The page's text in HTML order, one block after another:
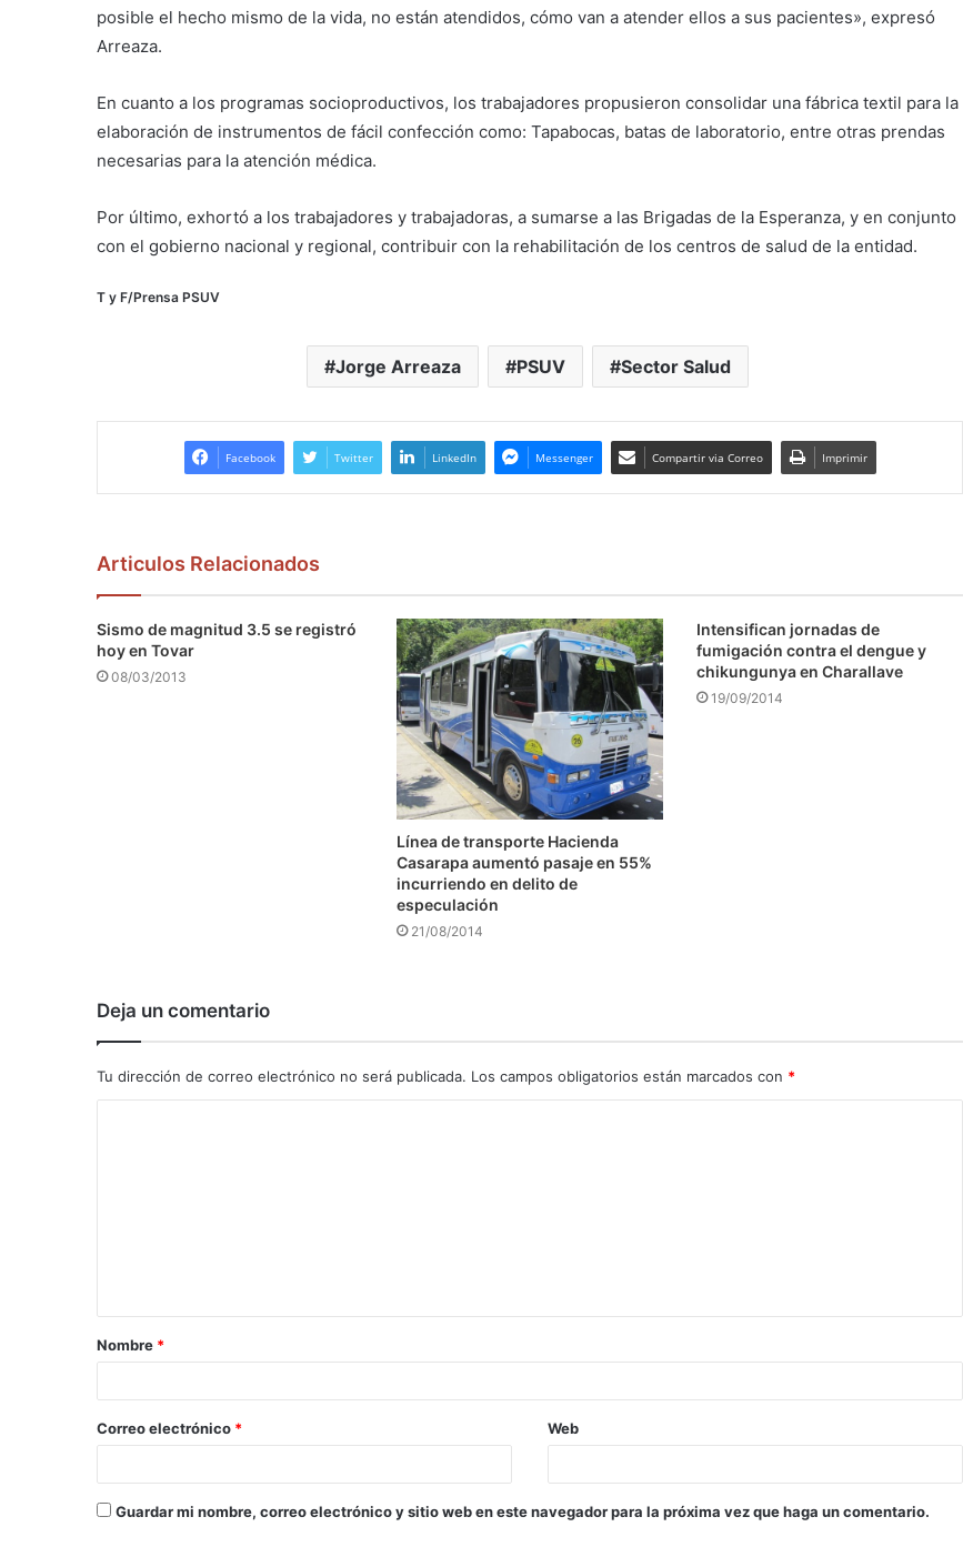
posible el hecho mismo de la vida, no están atendidos, cómo van a atender ellos a sus pacientes», expresó
Arreaza.
En cuanto a los programas socioproductivos, los trabajadores propusieron consolidar una fábrica textil para la
elaboración de instrumentos de fácil confección como: Tapabocas, batas de laboratorio, entre otras prendas
necesarias para la atención médica.
Por último, exhortó a los trabajadores y trabajadoras, a sumarse a las Brigadas de la Esperanza, y en conjunto
con el gobierno nacional y regional, contribuir con la rehabilitación de los centros de salud de la entidad.
T y F/Prensa PSUV
Jorge Arreaza PSUV Sector Salud
Facebook Twitter LinkedIn Messenger Compartir via Correo Imprimir
Articulos Relacionados
Sismo de magnitud 3.5 se registró
hoy en Tovar
08/03/2013
Línea de transporte Hacienda
Casarapa aumentó pasaje en 55%
incurriendo en delito de
especulación
21/08/2014
Intensifican jornadas de
fumigación contra el dengue y
chikungunya en Charallave
19/09/2014
Deja un comentario
Tu dirección de correo electrónico no será publicada. Los campos obligatorios están marcados con *
a
r
*
Nombre *
Correo electrónico * Web
Guardar mi nombre, correo electrónico y sitio web en este navegador para la próxima vez que haga un comentario.